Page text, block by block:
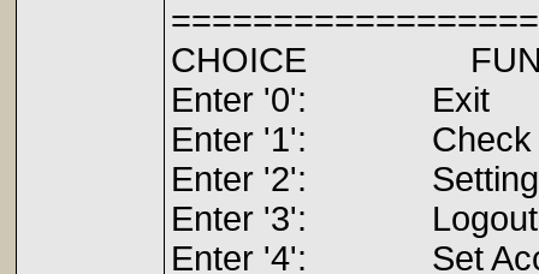
CHOICE
Enter
Enter '1':
Enter '2':
Enter '3':
Enter '4': Set